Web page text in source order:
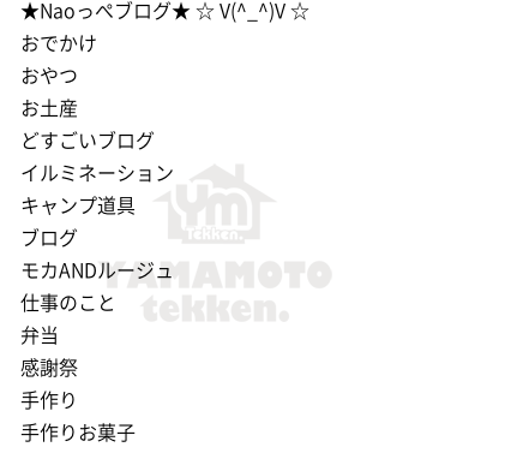
★Naoっぺブログ★ ☆ V(^_^)V ☆
おでかけ
おやつ
お土産
どすごいブログ
イルミネーション
キャンプ道具
ブログ
モカANDルージュ
仕事のこと
弁当
感謝祭
手作り
手作りお菓子